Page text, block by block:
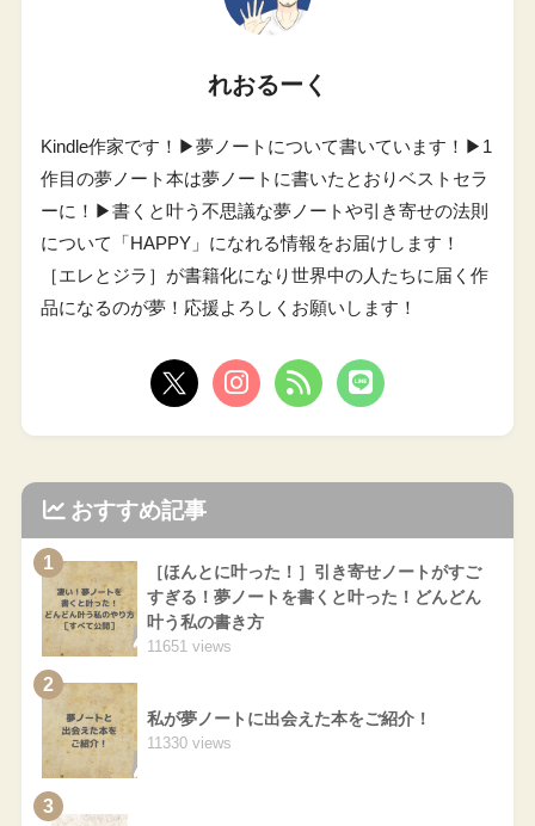
れおるーく
Kindle作家です！▶︎夢ノートについて書いています！▶︎1
作目の夢ノート本は夢ノートに書いたとおりベストセラ
ーに！▶︎書くと叶う不思議な夢ノートや引き寄せの法則
について「HAPPY」になれる情報をお届けします！
［エレとジラ］が書籍化になり世界中の人たちに届く作
品になるのが夢！応援よろしくお願いします！
おすすめ記事
1
［ほんとに叶った！］引き寄せノートがすご
すぎる！夢ノートを書くと叶った！どんどん
叶う私の書き方
11651 views
2
私が夢ノートに出会えた本をご紹介！
11330 views
3